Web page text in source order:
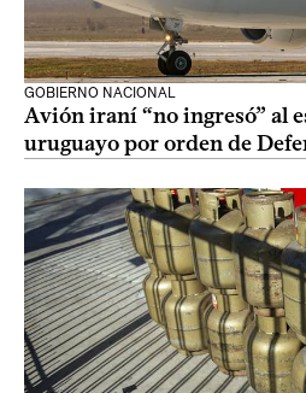
GOBIERNO NACIONAL
Avión iraní “no ingresó” al
uruguayo por orden de